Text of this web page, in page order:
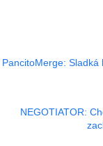
PancitoMerge:
NEGOTIATOR: